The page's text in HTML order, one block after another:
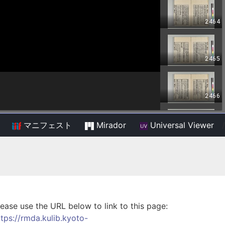
マニフェスト Mirador Universal Viewer
use the URL below to link to this page:
rmda.kulib.kyoto-